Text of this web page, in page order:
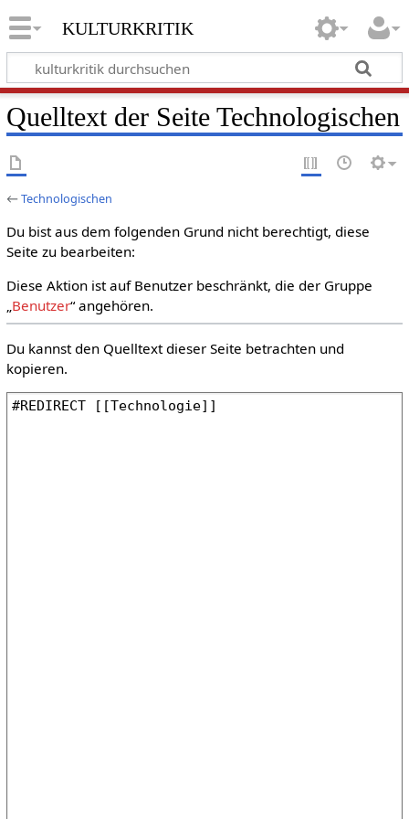
kulturkritik
Quelltext der Seite Technologischen
←Technologischen
Du bist aus dem folgenden Grund nicht berechtigt, diese
Seite zu bearbeiten:
Diese Aktion ist auf Benutzer beschränkt, die der Gruppe
„Benutzer“ angehören.
Du kannst den Quelltext dieser Seite betrachten und
kopieren.